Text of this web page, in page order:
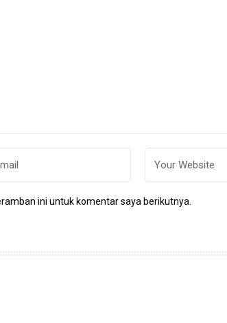
ini untuk komentar saya berikutnya.